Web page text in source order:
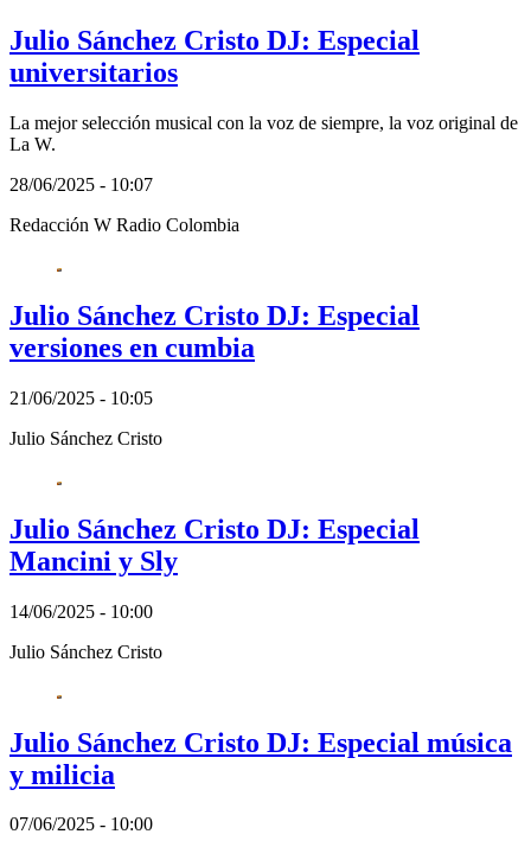
Julio Sánchez Cristo DJ: Especial
universitarios
La mejor selección musical con la voz de siempre, la voz original de
La W.
28/06/2025 - 10:07
Redacción W Radio Colombia
Julio Sánchez Cristo DJ: Especial
versiones en cumbia
21/06/2025 - 10:05
Julio Sánchez Cristo
Julio Sánchez Cristo DJ: Especial
Mancini y Sly
14/06/2025 - 10:00
Julio Sánchez Cristo
Julio Sánchez Cristo DJ: Especial música
y milicia
07/06/2025 - 10:00